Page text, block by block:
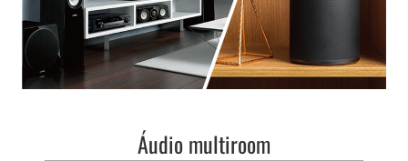
Áudio multiroom